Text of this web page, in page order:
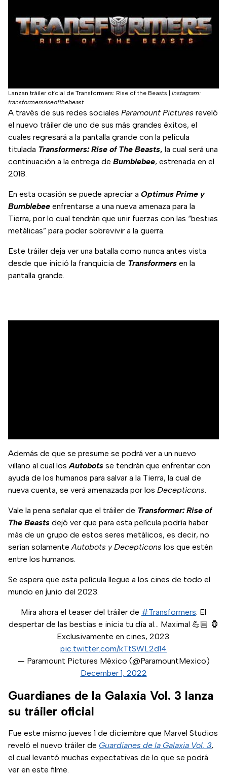
Lanzan tráiler oficial de Transformers: Rise of the Beasts
Instagram:
transformersriseofthebeast
A través de sus redes sociales Paramount Pictures reveló
el nuevo tráiler de uno de sus más grandes éxitos, el
cuales regresará a la pantalla grande con la película
titulada Transformers: Rise of The Beasts, la cual será una
continuación a la entrega de Bumblebee, estrenada en el
2018.
En esta ocasión se puede apreciar a Optimus Prime y
Bumblebee enfrentarse a una nueva amenaza para la
Tierra, por lo cual tendrán que unir fuerzas con las “bestias
metálicas” para poder sobrevivir a la guerra.
Este tráiler deja ver una batalla como nunca antes vista
desde que inició la franquicia de Transformers en la
pantalla grande.
Además de que se presume se podrá ver a un nuevo
villano al cual losAutobots se tendrán que enfrentar con
ayuda de los humanos para salvar a la Tierra, la cual de
nueva cuenta, se verá amenazada por los Decepticons.
Vale la pena señalar que el tráiler de Transformer: Rise of
The Beasts dejó ver que para esta película podría haber
más de un grupo de estos seres metálicos, es decir, no
serían solamenteAutobots y Decepticons los que estén
entre los humanos.
Se espera que esta película llegue a los cines de todo el
mundo en junio del 2023.
Mira ahora el teaser del tráiler de #Transformers: El
despertar de las bestias e inicia tu día al… Maximal 💪🏼 🦍
Exclusivamente en cines, 2023.
pic.twitter.com/kTtSWL2d14
— Paramount Pictures México (@ParamountMexico)
December 1, 2022
Guardianes de la Galaxia Vol. 3 lanza
su tráiler oficial
Fue este mismo jueves 1 de diciembre que Marvel Studios
reveló el nuevo tráiler de Guardianes de la Galaxia Vol. 3,
el cual levantó muchas expectativas de lo que se podrá
ver en este filme.